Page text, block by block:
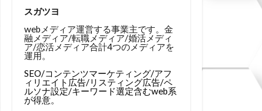
スガツヨ
webメディア運営する事業主です。金
融メディア/転職メディア/婚活メディ
ア/恋活メディア合計4つのメディアを
運用。
SEO/コンテンツマーケティング/アフ
ィリエイト広告/リスティング広告/ペ
ルソナ設定/キーワード選定含むweb系
が得意。